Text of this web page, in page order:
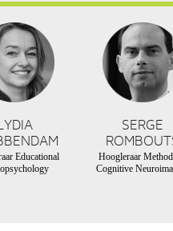
Educational
SERGE
Hoogleraar
Cognitive